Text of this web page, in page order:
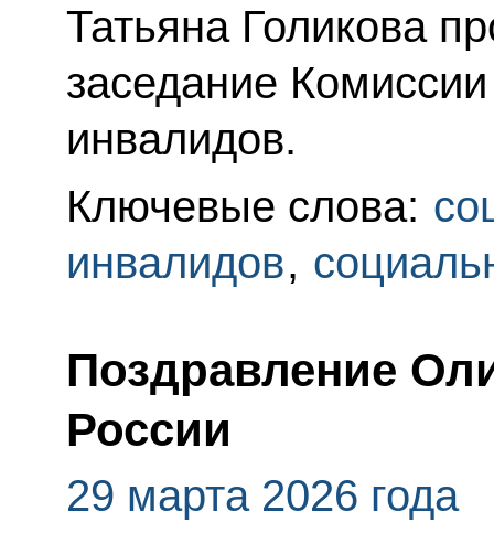
Татьяна Голикова
заседание
инвалидов.
Ключевые слова:
инвалидов,
Поздравление
России
29 марта 2026 года